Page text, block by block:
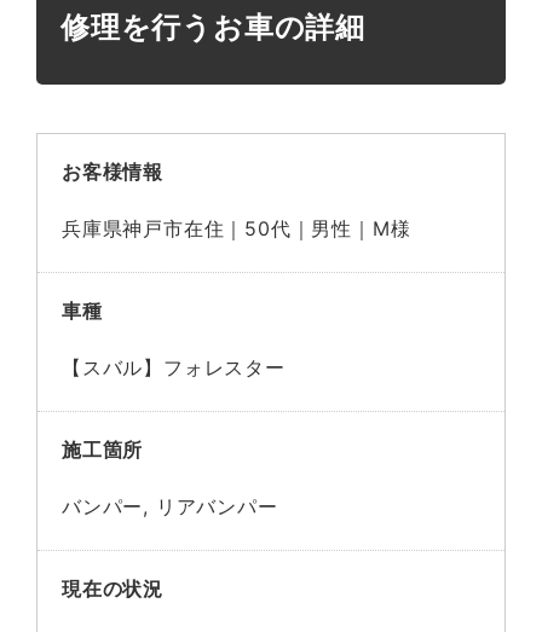
修理を行うお車の詳細
お客様情報
兵庫県神戸市在住｜50代｜男性｜M様
車種
【スバル】フォレスター
施工箇所
バンパー, リアバンパー
現在の状況